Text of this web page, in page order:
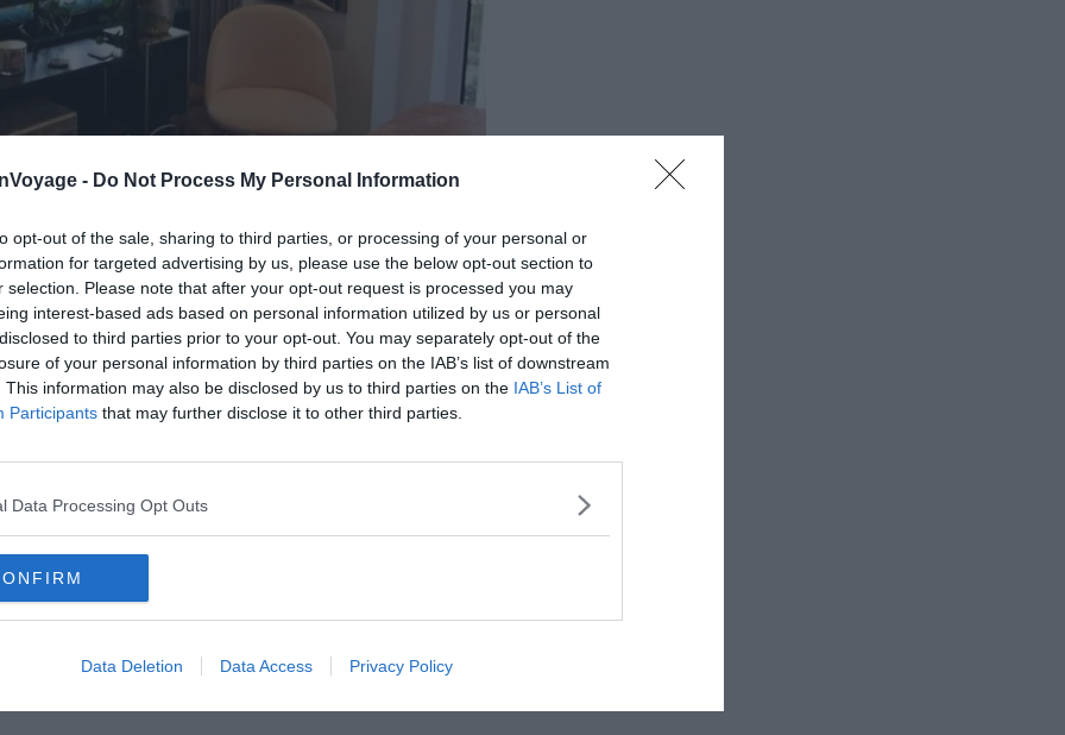
- Do Not Process My Personal Information
opt-out of the sale, sharing to third parties, or processing of your personal or
for targeted advertising by us, please use the below opt-out section to
selection. Please note that after your opt-out request is processed you may
interest-based ads based on personal information utilized by us or personal
to third parties prior to your opt-out. You may separately opt-out of the
of your personal information by third parties on the IAB’s list of downstream
This information may also be disclosed by us to third parties on the IAB’s List of
Participants that may further disclose it to other third parties.
Data Processing Opt Outs
Data Deletion Data Access Privacy Policy
parfait pour un couple de voyageurs
En effet, ce dernier s’avère être typique des
chaleureuse et rassurante après une froide
le soleil daignera pointer le bout de son nez,
sur lequel déguster un petit déjeuner
votre convenance !).
! L’appartement saura vous apporter tout
cœurs.